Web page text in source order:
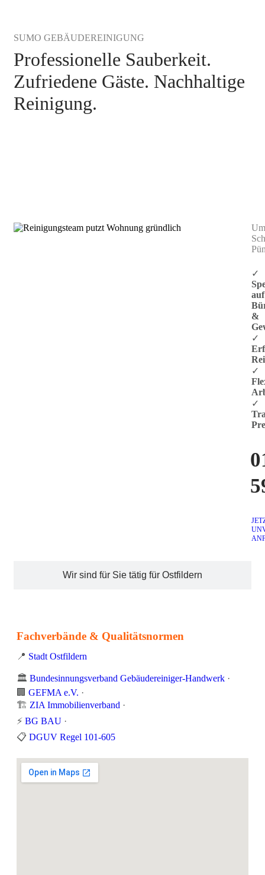
SUMO GEBÄUDEREINIGUNG
Professionelle Sauberkeit.
Zufriedene Gäste. Nachhaltige
Reinigung.
Wir sind für Sie tätig für Ostfildern
✓
auf
&
✓
✓
✓
Fachverbände & Qualitätsnormen
📍 Stadt Ostfildern
🏛️ Bundesinnungsverband Gebäudereiniger-Handwerk ·
🏢 GEFMA e.V. ·
🏗️ ZIA Immobilienverband ·
⚡ BG BAU ·
📋 DGUV Regel 101-605